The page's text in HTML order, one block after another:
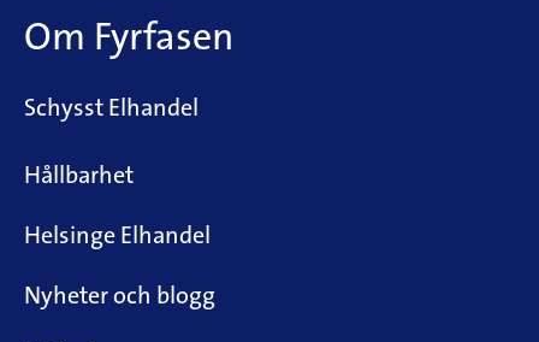
Om Fyrfasen
Schysst Elhandel
Hållbarhet
Helsinge Elhandel
Nyheter och blogg